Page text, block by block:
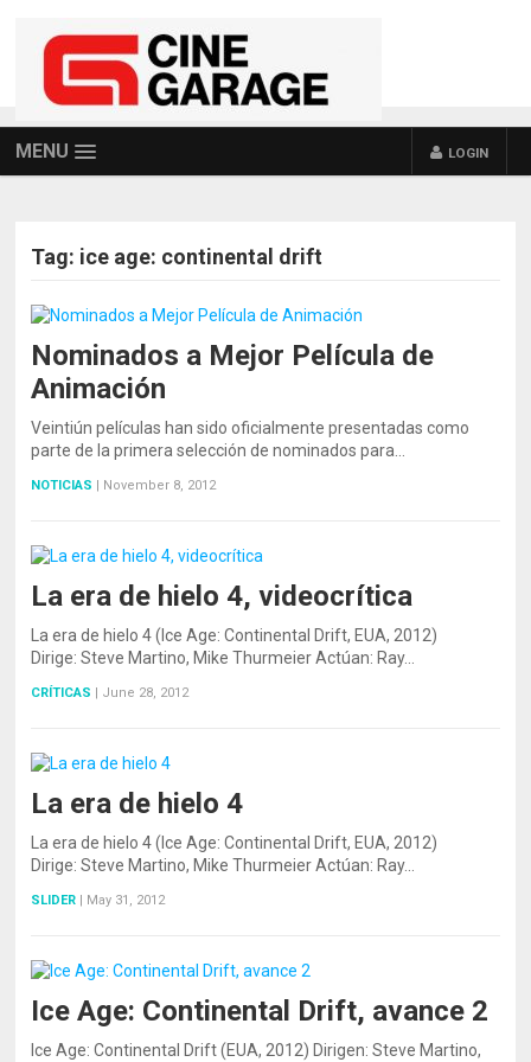
MENU LOGIN
Tag: ice age: continental drift
Nominados a Mejor Película de
Animación
Veintiún películas han sido oficialmente presentadas como
parte de la primera selección de nominados para…
NOTICIAS | November 8, 2012
La era de hielo 4, videocrítica
La era de hielo 4 (Ice Age: Continental Drift, EUA, 2012)
Dirige: Steve Martino, Mike Thurmeier Actúan: Ray…
CRÍTICAS | June 28, 2012
La era de hielo 4
La era de hielo 4 (Ice Age: Continental Drift, EUA, 2012)
Dirige: Steve Martino, Mike Thurmeier Actúan: Ray…
SLIDER | May 31, 2012
Ice Age: Continental Drift, avance 2
Ice Age: Continental Drift (EUA, 2012) Dirigen: Steve Martino,